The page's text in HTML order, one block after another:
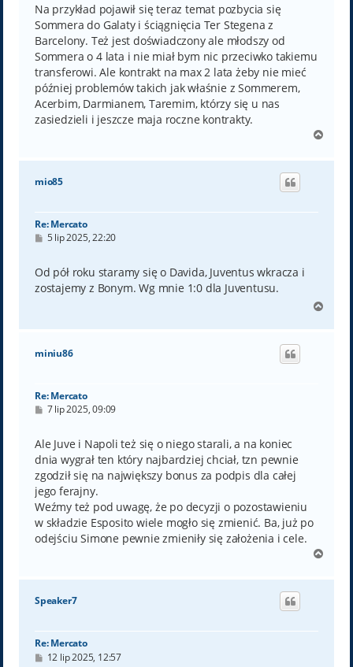
Na przykład pojawił się teraz temat pozbycia się
Sommera do Galaty i ściągnięcia Ter Stegena z
Barcelony. Też jest doświadczony ale młodszy od
Sommera o 4 lata i nie miał bym nic przeciwko takiemu
transferowi. Ale kontrakt na max 2 lata żeby nie mieć
później problemów takich jak właśnie z Sommerem,
Acerbim, Darmianem, Taremim, którzy się u nas
zasiedzieli i jeszcze maja roczne kontrakty.
g
mio85
Re: Mercato
P
t
5 lip 2025, 22:20
Od pół roku staramy się o Davida, Juventus wkracza i
zostajemy z Bonym. Wg mnie 1:0 dla Juventusu.
g
miniu86
Re: Mercato
P
t
7 lip 2025, 09:09
Ale Juve i Napoli też się o niego starali, a na koniec
dnia wygrał ten który najbardziej chciał, tzn pewnie
zgodził się na największy bonus za podpis dla całej
jego ferajny.
Weźmy też pod uwagę, że po decyzji o pozostawieniu
w składzie Esposito wiele mogło się zmienić. Ba, już po
odejściu Simone pewnie zmieniły się założenia i cele.
g
Speaker7
Re: Mercato
P12 lip 2025, 12:57